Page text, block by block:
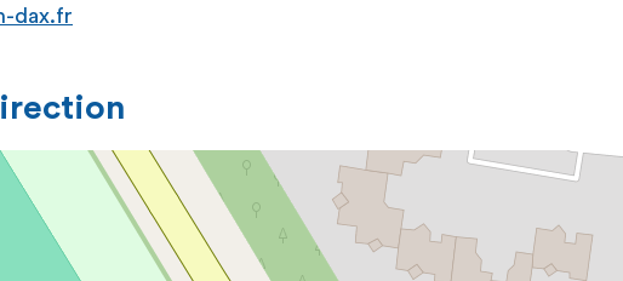
dax.fr